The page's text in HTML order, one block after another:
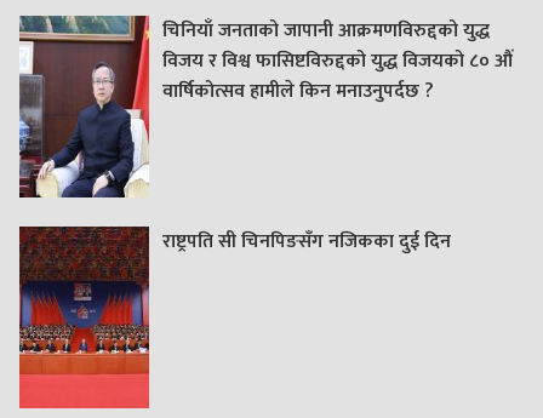
चिनियाँ जनताको जापानी आक्रमणविरुद्दको युद्ध
विजय र विश्व फासिष्टविरुद्दको युद्ध विजयको ८० औं
वार्षिकोत्सव हामीले किन मनाउनुपर्दछ ?
राष्ट्रपति सी चिनपिङसँग नजिकका दुई दिन